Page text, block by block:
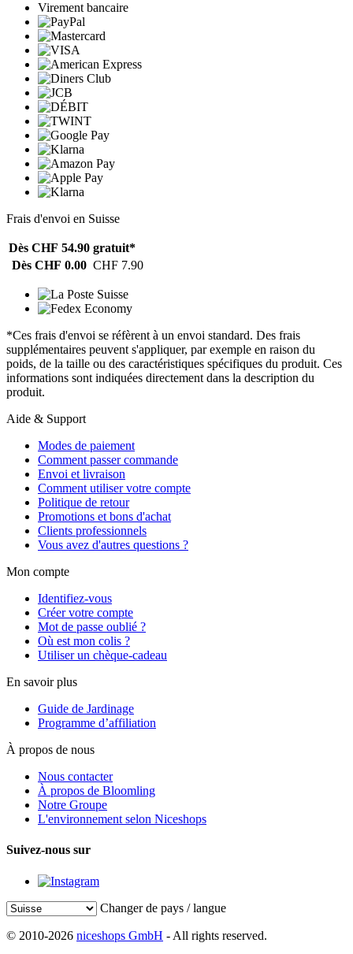
Virement bancaire
Frais d'envoi en Suisse
Dès CHF 54.90 gratuit*
Dès CHF 0.00 CHF 7.90
*Ces frais d'envoi se réfèrent à un envoi standard. Des frais
supplémentaires peuvent s'appliquer, par exemple en raison du
poids, de la taille ou des caractéristiques spécifiques du produit. Ces
informations sont indiquées directement dans la description du
produit.
Aide & Support
Modes de paiement
Comment passer commande
Envoi et livraison
Comment utiliser votre compte
Politique de retour
Promotions et bons d'achat
Clients professionnels
Vous avez d'autres questions ?
Mon compte
Identifiez-vous
Créer votre compte
Mot de passe oublié ?
Où est mon colis ?
Utiliser un chèque-cadeau
En savoir plus
Guide de Jardinage
Programme d’affiliation
À propos de nous
Nous contacter
À propos de Bloomling
Notre Groupe
L'environnement selon Niceshops
Suivez-nous sur
Changer de pays / langue
© 2010-2026 niceshops GmbH - All rights reserved.